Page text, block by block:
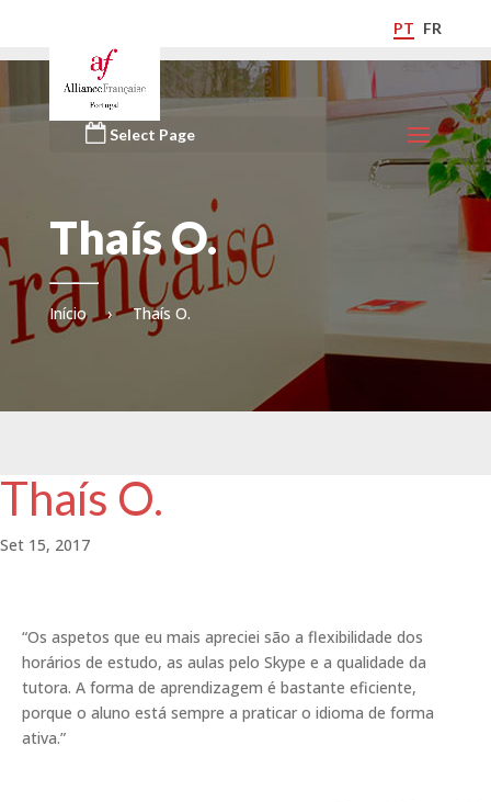
PT FR
Select Page
Thaís O.
Início › Thaís O.
Thaís O.
Set 15, 2017
“Os aspetos que eu mais apreciei são a flexibilidade dos
horários de estudo, as aulas pelo Skype e a qualidade da
tutora. A forma de aprendizagem é bastante eficiente,
porque o aluno está sempre a praticar o idioma de forma
ativa.”